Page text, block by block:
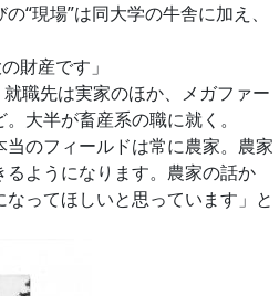
“現場”は同大学の牛舎に加え、
財産です」
職先は実家のほか、メガファー
大半が畜産系の職に就く。
のフィールドは常に農家。農家
ようになります。農家の話か
ってほしいと思っています」と